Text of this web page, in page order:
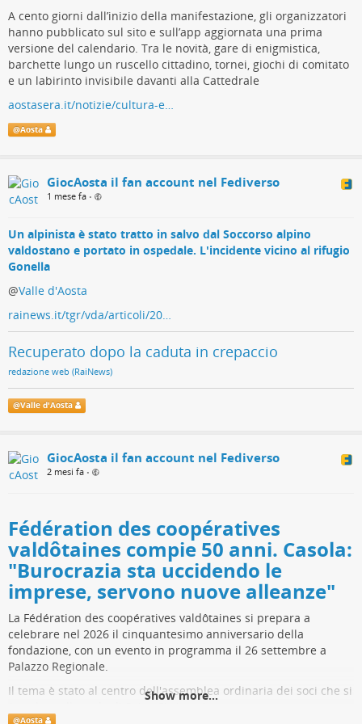
ambulanze, portiamo giochi in rifugi di montagna, stampiamo
qualsiasi cosa in 3d. Non ci si annoia, insomma.
Adesso più che mai, ci serve l’aiuto di tutte e tutti per spargere
la voce: giocAosta è diventata grande grazie al passaparola.
social, andate in giro con una maglietta di giocAosta. Noi
stiamo preparando una bella festa: vi aspettiamo, voi e i vostri
i volontari di giocAosta
es4sv.r.a.d.sendibm1.com/mk/cl…
giocaosta.it/
GiocAosta - dove giocano i grandi
GiocAosta XVIII: la diciottesima edizione va da venerdì 7 a lunedì 10
trasforma l'intera città in uno spazio di gioco, di scoperta e di incontro.
A cento giorni dall’inizio della manifestazione, gli organizzatori
hanno pubblicato sul sito e sull’app aggiornata una prima
versione del calendario. Tra le novità, gare di enigmistica,
barchette lungo un ruscello cittadino, tornei, giochi di comitato
e un labirinto invisibile davanti alla Cattedrale
aostasera.it/notizie/cultura-e…
@Aosta
GiocAosta il fan account nel Fediverso
1 mese fa •
Un alpinista è stato tratto in salvo dal Soccorso alpino
valdostano e portato in ospedale. L'incidente vicino al rifugio
Gonella
@Valle d'Aosta
rainews.it/tgr/vda/articoli/20…
Recuperato dopo la caduta in crepaccio
redazione web (RaiNews)
@Valle d'Aosta
GiocAosta il fan account nel Fediverso
2 mesi fa •
Fédération des coopératives
valdôtaines compie 50 anni. Casola:
"Burocrazia sta uccidendo le
imprese, servono nuove alleanze"
La Fédération des coopératives valdôtaines si prepara a
celebrare nel 2026 il cinquantesimo anniversario della
fondazione, con un evento in programma il 26 settembre a
Palazzo Regionale.
Il tema è stato al centro dell'assemblea ordinaria dei soci che si
Show more...
@Aosta